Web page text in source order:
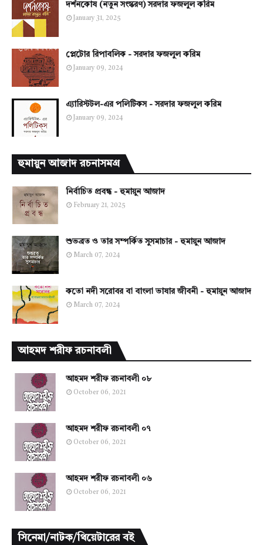
দর্শনকোষ (নতুন সংস্করণ) সরদার ফজলুল করিম
January 31, 2025
প্লেটোর রিপাবলিক - সরদার ফজলুল করিম
January 09, 2024
এ্যারিস্টটল-এর পলিটিকস - সরদার ফজলুল করিম
January 09, 2024
হুমায়ুন আজাদ রচনাসমগ্র
নির্বাচিত প্রবন্ধ - হুমায়ুন আজাদ
February 21, 2025
শুভব্রত ও তার সম্পর্কিত সুসমাচার - হুমায়ুন আজাদ
March 07, 2024
কতো নদী সরোবর বা বাংলা ভাষার জীবনী - হুমায়ুন আজাদ
March 07, 2024
আহমদ শরীফ রচনাবলী
আহমদ শরীফ রচনাবলী ০৮
October 06, 2021
আহমদ শরীফ রচনাবলী ০৭
October 06, 2021
আহমদ শরীফ রচনাবলী ০৬
October 06, 2021
সিনেমা/নাটক/থিয়েটারের বই